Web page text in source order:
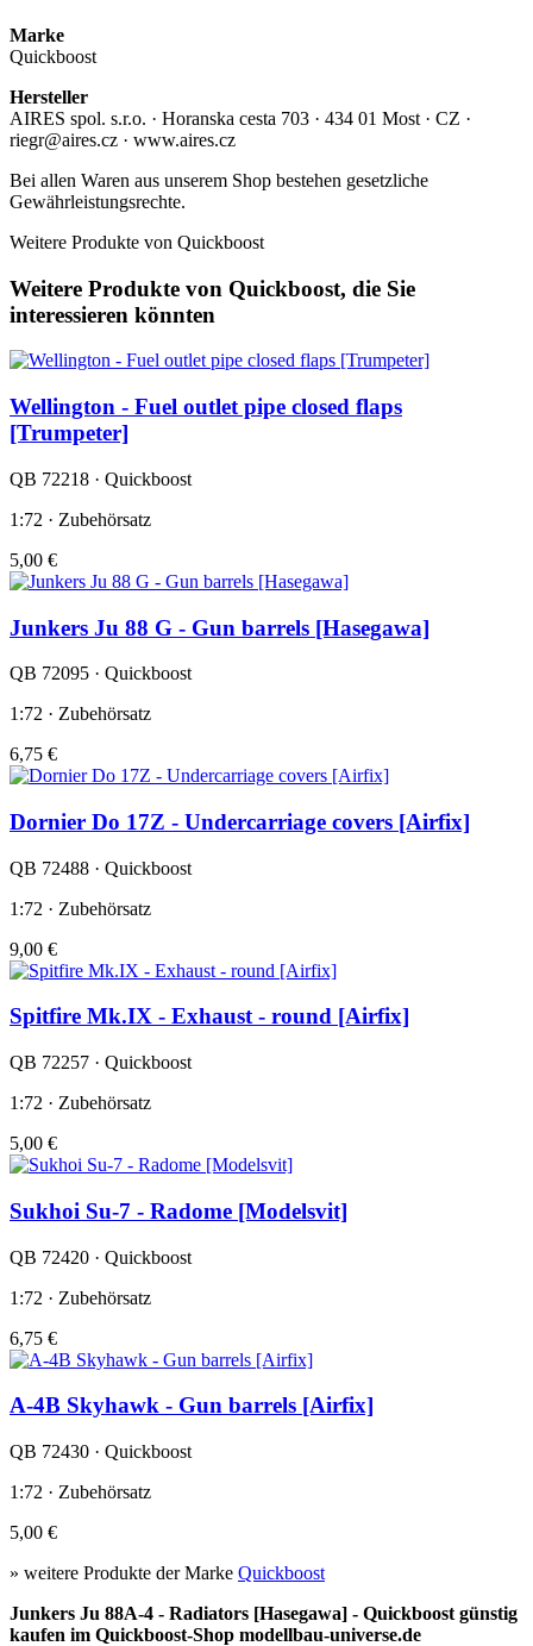
Marke
Quickboost
Hersteller
AIRES spol. s.r.o. · Horanska cesta 703 · 434 01 Most · CZ ·
riegr@aires.cz · www.aires.cz
Bei allen Waren aus unserem Shop bestehen gesetzliche
Gewährleistungsrechte.
Weitere Produkte von Quickboost
Weitere Produkte von Quickboost, die Sie
interessieren könnten
Wellington - Fuel outlet pipe closed flaps
[Trumpeter]
QB 72218 · Quickboost
1:72 · Zubehörsatz
5,00 €
Junkers Ju 88 G - Gun barrels [Hasegawa]
QB 72095 · Quickboost
1:72 · Zubehörsatz
6,75 €
Dornier Do 17Z - Undercarriage covers [Airfix]
QB 72488 · Quickboost
1:72 · Zubehörsatz
9,00 €
Spitfire Mk.IX - Exhaust - round [Airfix]
QB 72257 · Quickboost
1:72 · Zubehörsatz
5,00 €
Sukhoi Su-7 - Radome [Modelsvit]
QB 72420 · Quickboost
1:72 · Zubehörsatz
6,75 €
A-4B Skyhawk - Gun barrels [Airfix]
QB 72430 · Quickboost
1:72 · Zubehörsatz
5,00 €
» weitere Produkte der Marke Quickboost
Junkers Ju 88A-4 - Radiators [Hasegawa] - Quickboost günstig
kaufen im Quickboost-Shop modellbau-universe.de